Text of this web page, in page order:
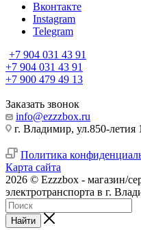
Вконтакте
Instagram
Telegram
+7 904 031 43 91
+7 904 031 43 91
+7 900 479 49 13
Заказать звонок
info@ezzzbox.ru
г. Владимир, ул.850-
Политика
Карта сайта
2026 © Ezzzbox - магазин/
электротранспорта в г.
Найти